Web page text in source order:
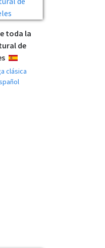
toda la
de
ESPAÑOL
clásica